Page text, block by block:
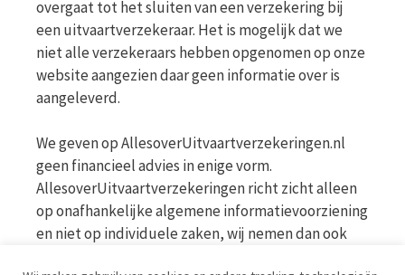
overgaat tot het sluiten van een verzekering bij
een uitvaartverzekeraar. Het is mogelijk dat we
niet alle verzekeraars hebben opgenomen op onze
website aangezien daar geen informatie over is
aangeleverd.
We geven op AllesoverUitvaartverzekeringen.nl
geen financieel advies in enige vorm.
AllesoverUitvaartverzekeringen richt zicht alleen
op onafhankelijke algemene informatievoorziening
en niet op individuele zaken, wij nemen dan ook